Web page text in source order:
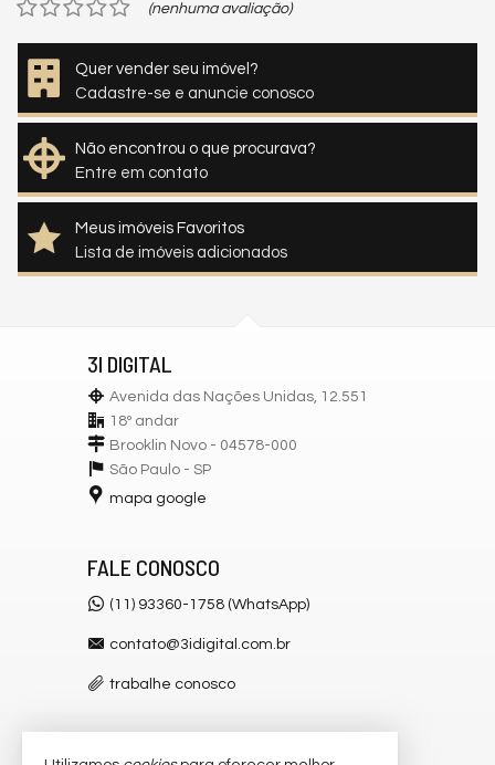
(nenhuma avaliação)
Quer vender seu imóvel?
Cadastre-se e anuncie conosco
Não encontrou o que procurava?
Entre em contato
Meus imóveis Favoritos
Lista de imóveis adicionados
3I DIGITAL
Avenida das Nações Unidas, 12.551
18º andar
Brooklin Novo - 04578-000
São Paulo - SP
mapa google
FALE CONOSCO
(11) 93360-1758 (WhatsApp)
contato@3idigital.com.br
trabalhe conosco